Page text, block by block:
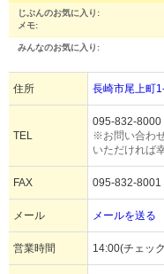
じぶんのお気に入り:
メモ:
みんなのお気に入り:
住所 長崎市尾上町
TEL
095-832-8000
※お問い合わ
いただければ
FAX 095-832-8001
メール メールを送る
営業時間 14:00(チェッ